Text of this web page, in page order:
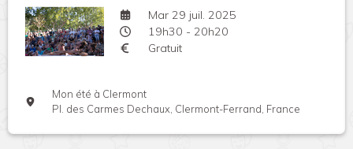
Mar 29 juil. 2025
19h30 - 20h20
Gratuit
Mon été à Clermont
Pl. des Carmes Dechaux, Clermont-Ferrand, France